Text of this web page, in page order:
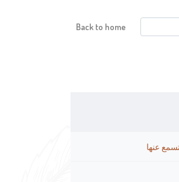
Back to home
عنها